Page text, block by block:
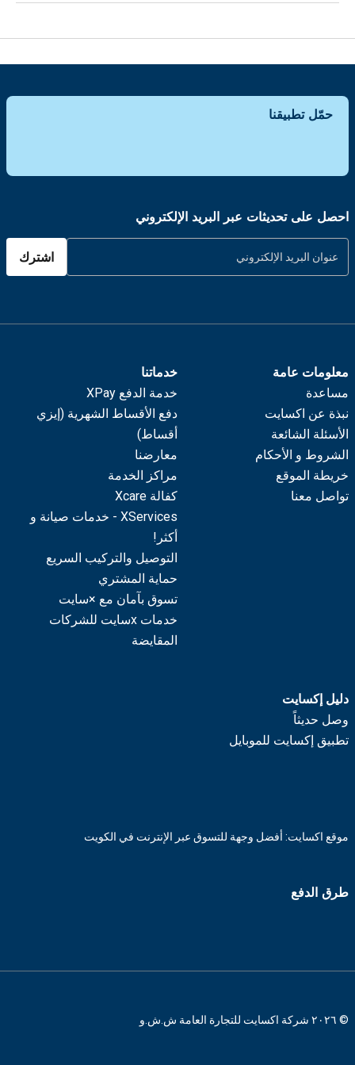
حمّل تطبيقنا
احصل على تحديثات عبر البريد الإلكتروني
اشترك
معلومات عامة
مساعدة
نبذة عن اكسايت
الأسئلة الشائعة
الشروط و الأحكام
خريطة الموقع
تواصل معنا
خدماتنا
خدمة الدفع XPay
دفع الأقساط الشهرية (إيزي
أقساط)
معارضنا
مراكز الخدمة
كفالة Xcare
XServices - خدمات صيانة و
أكثر!
التوصيل والتركيب السريع
حماية المشتري
تسوق بآمان مع ×سايت
خدمات xسايت للشركات
المقايضة
دليل إكسايت
وصل حديثاً
تطبيق إكسايت للموبايل
موقع اكسايت: أفضل وجهة للتسوق عبر الإنترنت في الكويت
طرق الدفع
© ٢٠٢٦ شركة اكسايت للتجارة العامة ش.ش.و